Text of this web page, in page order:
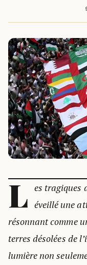
L es tragiques
éveillé une
résonnant comme
terres désolées de
lumière non